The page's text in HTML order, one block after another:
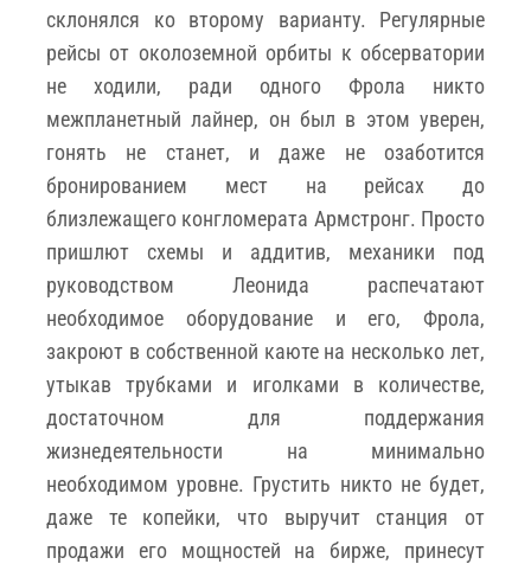
склонялся ко второму варианту. Регулярные
рейсы от околоземной орбиты к обсерватории
не ходили, ради одного Фрола никто
межпланетный лайнер, он был в этом уверен,
гонять не станет, и даже не озаботится
бронированием мест на рейсах до
близлежащего конгломерата Армстронг. Просто
пришлют схемы и аддитив, механики под
руководством Леонида распечатают
необходимое оборудование и его, Фрола,
закроют в собственной каюте на несколько лет,
утыкав трубками и иголками в количестве,
достаточном для поддержания
жизнедеятельности на минимально
необходимом уровне. Грустить никто не будет,
даже те копейки, что выручит станция от
продажи его мощностей на бирже, принесут